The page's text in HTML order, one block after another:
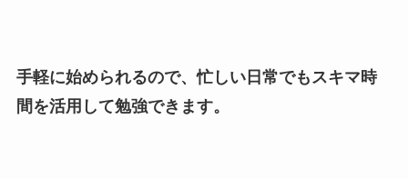
手軽に始められるので、忙しい日常でもスキマ時
間を活用して勉強できます。